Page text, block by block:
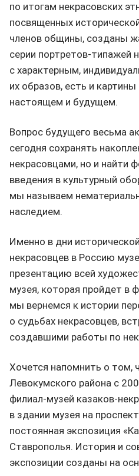
по итогам некрасовских
посвященных
членов общины, созданы
серии портретов-типажей
с характерным,
их образов, есть и
настоящем и будущем.
Вопрос будущего весьма
сегодня сохранять
некрасовцами, но и найти
введения в культурный
мы называем
наследием.
Именно в дни
некрасовцев в Россию
презентацию всей
музея, которая пройдет в
мы вернемся к истории
о судьбах некрасовцев,
создавшими работы по
Хочется напомнить о том,
Левокумского района с
филиал-музей казаков-
в здании музея на
постоянная экспозиция
Ставрополья. История и
экспозиции созданы на